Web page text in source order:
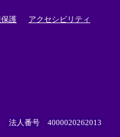
護 アクセシビリティ
法人番号 4000020262013